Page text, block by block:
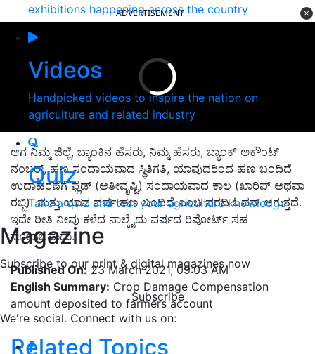
exhibitions happening across the country
Videos
Handpicked videos to inspire the nation on
agriculture and related industry
Quiz
Take a quiz and test your agriculture knowledge
Magazine
Subscribe to our print & digital magazines now
Subscribe
We're social. Connect with us on:
ADVERTISEMENT
ಆಗ ನಿಮ್ಮ ಜಿಲ್ಲೆ, ಬ್ಯಾಂಕಿನ ಹೆಸರು, ನಿಮ್ಮ ಹೆಸರು, ಬ್ಯಾಂಕ್ ಅಕೌಂಟ್
ನಂಬರ್, ಹಣ ಸಂದಾಯವಾದ ಸ್ಥಿತಿಗತಿ, ಯಾವುದರಿಂದ ಹಣ ಬಂದಿದೆ
ಉದಾಹರಣೆಗೆ ಫ್ಲಡ್ (ಅತೀವೃಷ್ಟಿ) ಸಂದಾಯವಾದ ಕಾಲ (ಖಾರಿಪ್ ಅಥವಾ
ರಬ್ಬಿ) ಮತ್ತು ಯಾವ ವರ್ಷ ಹಣ ಬಂದಿದೆ ಎಂಬ ವರದಿ ಓಪನ್ ಆಗುತ್ತದೆ.
ಇದೇ ರೀತಿ ನೀವು ಕಳೆದ ನಾಲ್ಕೈದು ವರ್ಷದ ರಿಪೋರ್ಟ್ ಸಹ
ನೋಡಬಹುದು.
Published On: 23 March 2021, 09:03 AM
English Summary: Crop Damage Compensation
amount deposited to farmers account
Related Topics